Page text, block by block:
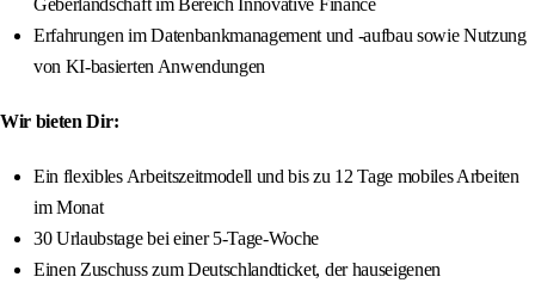
Geberlandschaft im Bereich Innovative Finance
Erfahrungen im Datenbankmanagement und -aufbau sowie Nutzung
von KI‑basierten Anwendungen
Wir bieten Dir:
Ein flexibles Arbeitszeitmodell und bis zu 12 Tage mobiles Arbeiten
im Monat
30 Urlaubstage bei einer 5‑Tage‑Woche
Einen Zuschuss zum Deutschlandticket, der hauseigenen